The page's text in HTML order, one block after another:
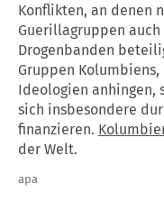
Konflikten, an denen
Guerillagruppen
Drogenbanden
Gruppen
Ideologien anhingen,
sich insbesondere
finanzieren.
der Welt.
apa